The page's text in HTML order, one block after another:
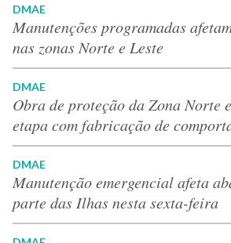
DMAE
Manutenções programadas
nas zonas Norte e Leste
DMAE
Obra de proteção da Zona Norte
etapa com fabricação de
DMAE
Manutenção emergencial afeta
parte das Ilhas nesta sexta-feira